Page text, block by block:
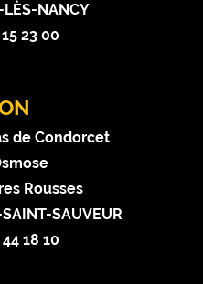
LÈS-NANCY
23 00
de Condorcet
Rousses
SAUVEUR
18 10